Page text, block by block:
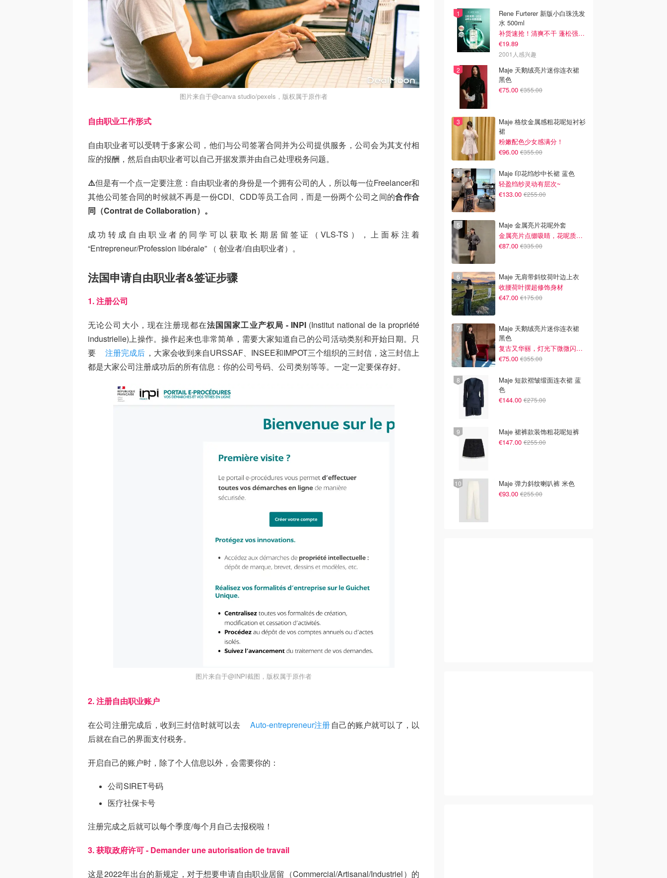
图片来自于@canva studio/pexels，版权属于原作者
自由职业工作形式
自由职业者可以受聘于多家公司，他们与公司签署合同并为公司提供服务，公司会为其支付相
应的报酬，然后自由职业者可以自己开据发票并由自己处理税务问题。
⚠️但是有一个点一定要注意：自由职业者的身份是一个拥有公司的人，所以每一位Freelancer和
其他公司签合同的时候就不再是一份CDI、CDD等员工合同，而是一份两个公司之间的合作合
同（Contrat de Collaboration）。
成功转成自由职业者的同学可以获取长期居留签证（VLS-TS），上面标注着
“Entrepreneur/Profession libérale” （ 创业者/自由职业者）。
法国申请自由职业者&签证步骤
1. 注册公司
无论公司大小，现在注册现都在法国国家工业产权局 - INPI (Institut national de la propriété
industrielle)上操作。操作起来也非常简单，需要大家知道自己的公司活动类别和开始日期。只
要
注册完成后 ，大家会收到来自URSSAF、INSEE和IMPOT三个组织的三封信，这三封信上
都是大家公司注册成功后的所有信息：你的公司号码、公司类别等等。一定一定要保存好。
图片来自于@INPI截图，版权属于原作者
2. 注册自由职业账户
在公司注册完成后，收到三封信时就可以去 Auto-entrepreneur注册自己的账户就可以了，以
后就在自己的界面支付税务。
开启自己的账户时，除了个人信息以外，会需要你的：
公司SIRET号码
医疗社保卡号
注册完成之后就可以每个季度/每个月自己去报税啦！
3. 获取政府许可 - Demander une autorisation de travail
这是2022年出台的新规定，对于想要申请自由职业居留（Commercial/Artisanal/Industriel）的
Rene Furterer 新版小白珠洗发
水 500ml
补货速抢！清爽不干 蓬松强韧秀发
€19.89
2001人感兴趣
Maje 天鹅绒亮片迷你连衣裙
黑色
€75.00 €355.00
Maje 格纹金属感粗花呢短衬衫
裙
粉嫩配色少女感满分！
€96.00 €355.00
Maje 印花绉纱中长裙 蓝色
轻盈绉纱灵动有层次~
€133.00 €255.00
Maje 金属亮片花呢外套
金属亮片点缀吸睛，花呢质感高级又显贵
€87.00 €335.00
Maje 无肩带斜纹荷叶边上衣
收腰荷叶摆超修饰身材
€47.00 €175.00
Maje 天鹅绒亮片迷你连衣裙
黑色
复古又华丽，灯光下微微闪光~
€75.00 €355.00
Maje 短款褶皱缎面连衣裙 蓝
色
€144.00 €275.00
Maje 裙裤款装饰粗花呢短裤
€147.00 €255.00
Maje 弹力斜纹喇叭裤 米色
€93.00 €255.00